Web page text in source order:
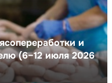
и
(6–12 июля 2026